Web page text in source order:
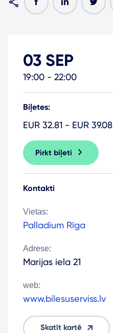
03 SEP
19:00 - 22:00
Biļetes:
EUR 32.81 - EUR 39.08
Pirkt biļeti
Kontakti
Vietas:
Palladium Rīga
Adrese:
Marijas iela 21
web:
www.bilesuserviss.lv
Skatīt kartē